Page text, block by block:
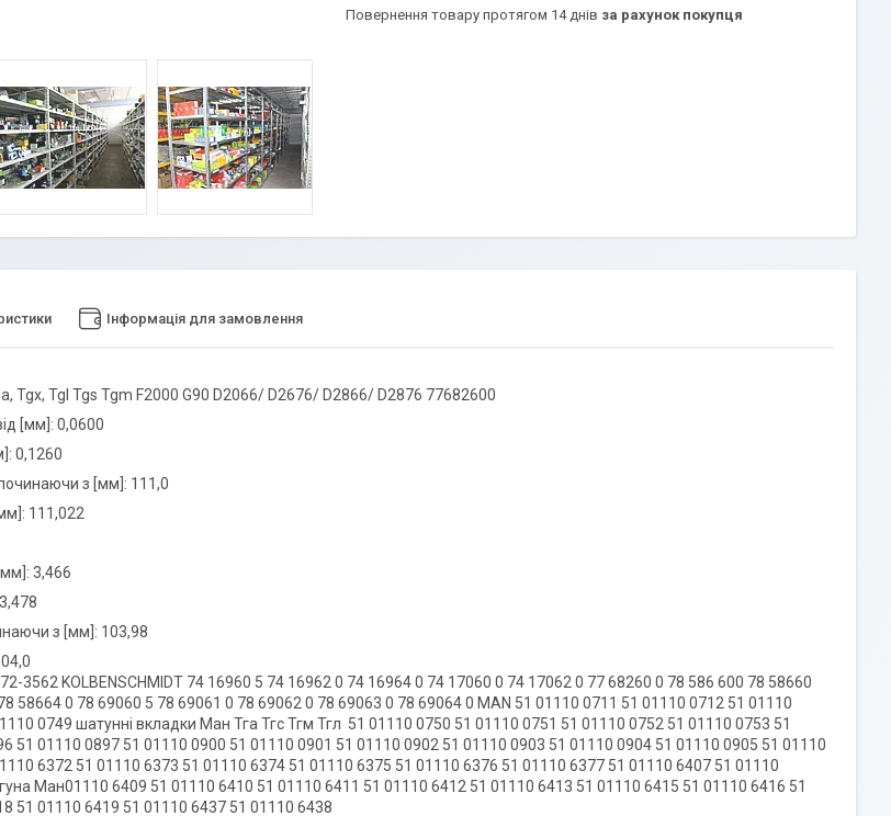
повернення товару протягом 14 днів за рахунок покупця
Інформація для замовлення
Tgx, Tgl Tgs Tgm F2000 G90 D2066/ D2676/ D2866/ D2876 77682600
[мм]: 0,0600
0,1260
з [мм]: 111,0
111,022
3,466
з [мм]: 103,98
3562 KOLBENSCHMIDT 74 16960 5 74 16962 0 74 16964 0 74 17060 0 74 17062 0 77 68260 0 78 586 600 78 58660
58664 0 78 69060 5 78 69061 0 78 69062 0 78 69063 0 78 69064 0 MAN 51 01110 0711 51 01110 0712 51 01110
0749 шатунні вкладки Ман Тга Тгс Тгм Тгл 51 01110 0750 51 01110 0751 51 01110 0752 51 01110 0753 51
51 01110 0897 51 01110 0900 51 01110 0901 51 01110 0902 51 01110 0903 51 01110 0904 51 01110 0905 51 01110
6372 51 01110 6373 51 01110 6374 51 01110 6375 51 01110 6376 51 01110 6377 51 01110 6407 51 01110
Ман01110 6409 51 01110 6410 51 01110 6411 51 01110 6412 51 01110 6413 51 01110 6415 51 01110 6416 51
51 01110 6419 51 01110 6437 51 01110 6438